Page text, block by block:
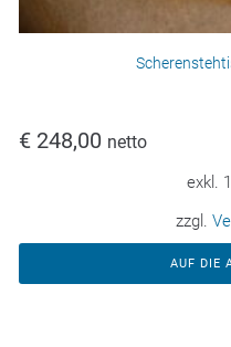
€ 248,00 netto
exkl.
zzgl.
AUF DIE